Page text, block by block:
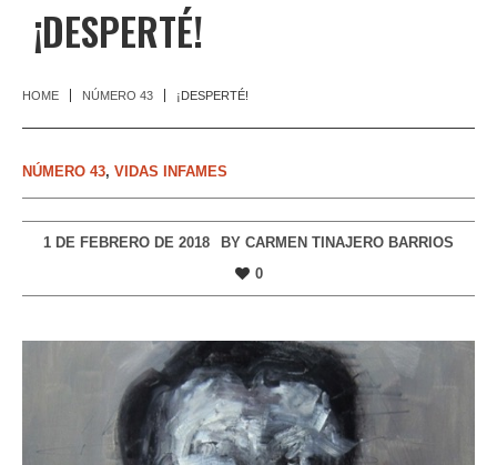
¡DESPERTÉ!
HOME NÚMERO 43 ¡DESPERTÉ!
NÚMERO 43, VIDAS INFAMES
1 DE FEBRERO DE 2018 BY CARMEN TINAJERO BARRIOS
0